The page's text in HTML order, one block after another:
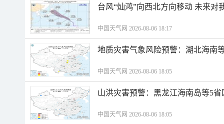
台风“灿鸿”向西北方向移动 未来对
中国天气网 2026-08-06 18:17
地质灾害气象风险预警：湖北海南
中国天气网 2026-08-06 18:05
山洪灾害预警：黑龙江海南岛等5
中国天气网 2026-08-06 18:05